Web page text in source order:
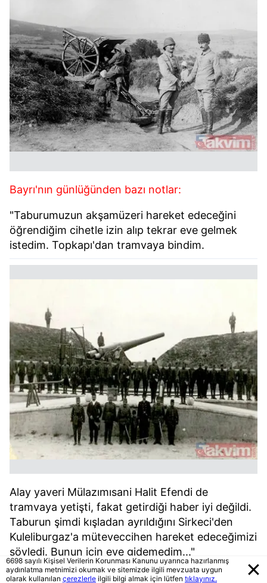
Bayrı'nın günlüğünden bazı notlar:
"Taburumuzun akşamüzeri hareket edeceğini
öğrendiğim cihetle izin alıp tekrar eve gelmek
istedim. Topkapı'dan tramvaya bindim.
Alay yaveri Mülazımısani Halit Efendi de
tramvaya yetişti, fakat getirdiği haber iyi değildi.
Taburun şimdi kışladan ayrıldığını Sirkeci'den
Kuleliburgaz'a müteveccihen hareket edeceğimizi
söyledi. Bunun için eve gidemedim..."
6698 sayılı Kişisel Verilerin Korunması Kanunu uyarınca hazırlanmış
aydınlatma metnimizi okumak ve sitemizde ilgili mevzuata uygun
olarak kullanılan çerezlerle ilgili bilgi almak için lütfen tıklayınız.